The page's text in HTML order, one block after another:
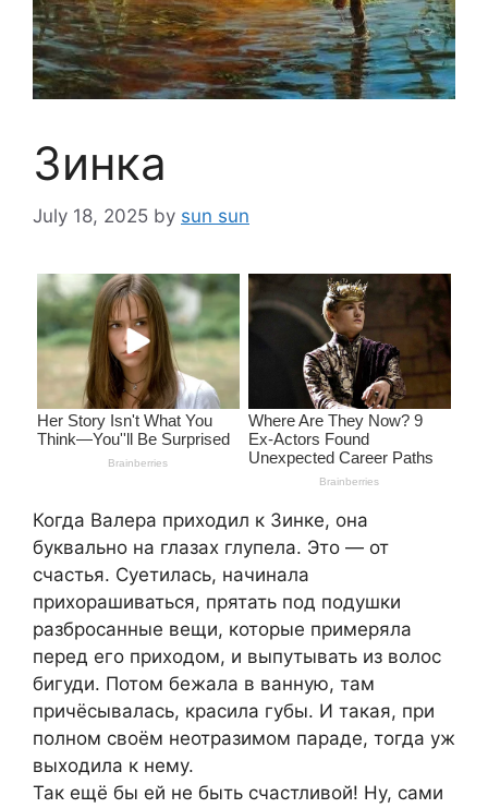
Зинка
July 18, 2025 by sun sun
Когда Валера приходил к Зинке, она
буквально на глазах глyпела. Это — от
счастья. Суетилась, начинала
прихорашиваться, прятать под подушки
разбросанные вещи, которые примеряла
перед его приходом, и выпутывать из волос
бигуди. Потом бежала в ванную, там
причёсывалась, красила губы. И такая, при
полном своём неотразимом параде, тогда уж
выходила к нему.
Так ещё бы ей не быть счастливой! Ну, сами